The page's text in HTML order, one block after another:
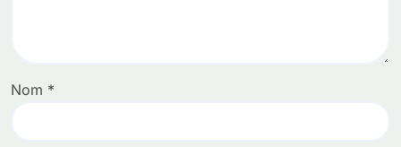
Nom *